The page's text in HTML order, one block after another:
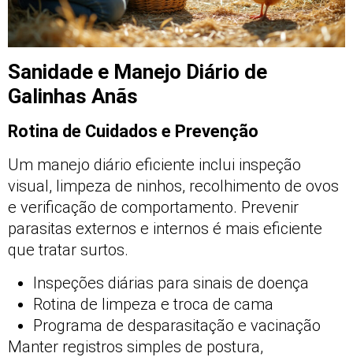
Sanidade e Manejo Diário de
Galinhas Anãs
Rotina de Cuidados e Prevenção
Um manejo diário eficiente inclui inspeção
visual, limpeza de ninhos, recolhimento de ovos
e verificação de comportamento. Prevenir
parasitas externos e internos é mais eficiente
que tratar surtos.
Inspeções diárias para sinais de doença
Rotina de limpeza e troca de cama
Programa de desparasitação e vacinação
Manter registros simples de postura,